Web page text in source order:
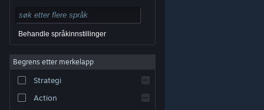
© Valve Corporation. Alle rettigheter reservert. Alle
Retningslinjer for personvern
Tilgjengelighet
|Steams abonnementsavtale
Refusjoner
Behandle språkinnstillinger
Begrens etter merkelapp
Strategi
Action